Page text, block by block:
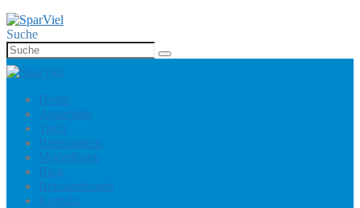
Suche
Home
Aquaristik
Teich
Briefmarken
Modellbahn
Blog
Benutzerkonto
Kontakt